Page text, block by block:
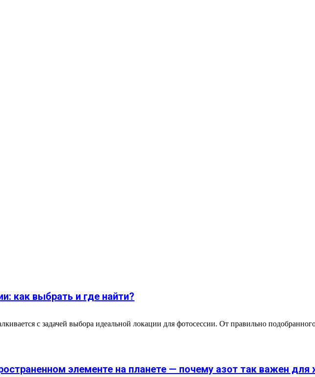
как выбрать и где найти?
с задачей выбора идеальной локации для фотосессии. От правильно подобранного
элементе на планете — почему азот так важен для